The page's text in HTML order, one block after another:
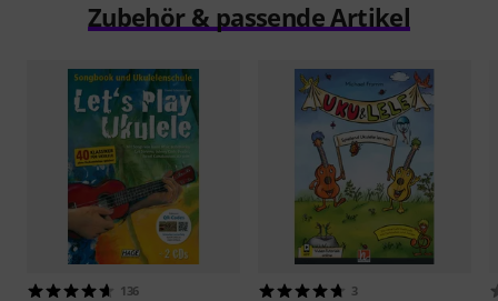
Zubehör & passende Artikel
136 3